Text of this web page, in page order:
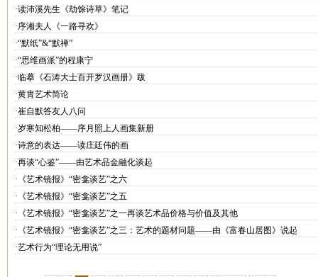
·读沛溪先生《劫馀诗草》笔记
·序湘夫人《一路寻欢》
·“默纸”&“默禅”
·“思维画派”的程康宁
·临摹《石涛大士百开罗汉画册》跋
·黄胄艺术简论
·崔自默答友人八问
·岁寒知松柏——序月照上人画集新册
·诗意的表达——读庄廷伟的画
·再谈“心鉴”——由艺术品金融化谈起
·《艺术镜报》“密龛谈艺”之六
·《艺术镜报》“密龛谈艺”之五
·《艺术镜报》“密龛谈艺”之一再谈艺术品价格与价值及其他
·《艺术镜报》“密龛谈艺”之三：艺术的题材问题——由《富春山居图》说起
·艺术行为“理论无用说”